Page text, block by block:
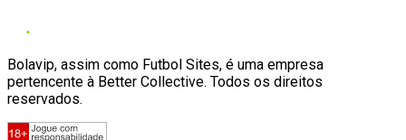
Bolavip, assim como Futbol Sites, é uma empresa
pertencente à Better Collective. Todos os direitos
reservados.